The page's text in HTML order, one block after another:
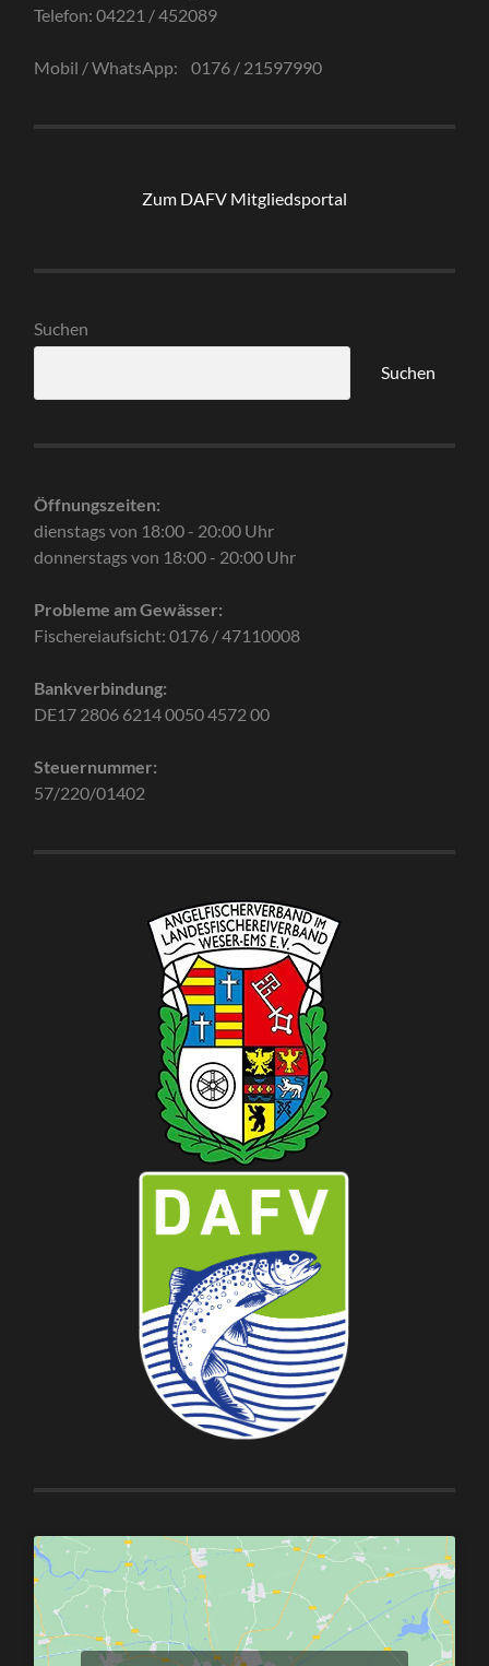
Telefon: 04221 / 452089
Mobil / WhatsApp: 0176 / 21597990
Zum DAFV Mitgliedsportal
Suchen
Suchen
Öffnungszeiten:
dienstags von 18:00 - 20:00 Uhr
donnerstags von 18:00 - 20:00 Uhr
Probleme am Gewässer:
Fischereiaufsicht: 0176 / 47110008
Bankverbindung:
DE17 2806 6214 0050 4572 00
Steuernummer:
57/220/01402